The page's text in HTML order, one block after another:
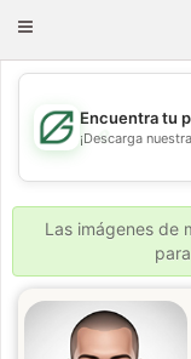
Toggle
💖
Encuentra tu
¡Descarga
Las imágenes de